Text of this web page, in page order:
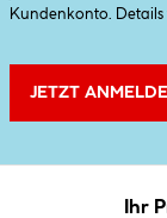
Kundenkonto. Details
JETZT
Ihr